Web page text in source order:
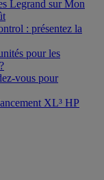
Legrand sur Mon
: présentez la
pour les
vous pour
XL³ HP